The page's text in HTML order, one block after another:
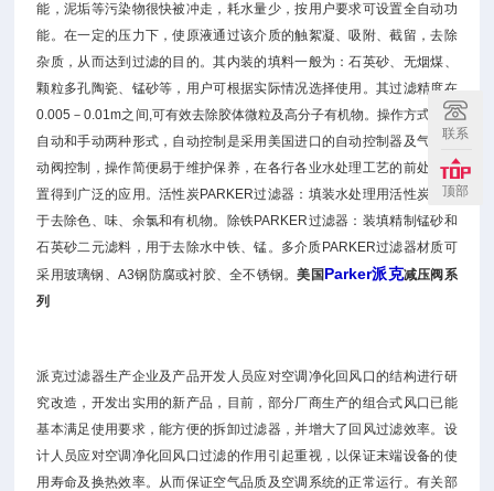
能，泥垢等污染物很快被冲走，耗水量少，按用户要求可设置全自动功
能。在一定的压力下，使原液通过该介质的触絮凝、吸附、截留，去除
杂质，从而达到过滤的目的。其内装的填料一般为：石英砂、无烟煤、
颗粒多孔陶瓷、锰砂等，用户可根据实际情况选择使用。其过滤精度在
0.005－0.01m之间,可有效去除胶体微粒及高分子有机物。操作方式有全
自动和手动两种形式，自动控制是采用美国进口的自动控制器及气、液
动阀控制，操作简便易于维护保养，在各行各业水处理工艺的前处理装
置得到广泛的应用。活性炭PARKER过滤器：填装水处理用活性炭，用
于去除色、味、余氯和有机物。除铁PARKER过滤器：装填精制锰砂和
石英砂二元滤料，用于去除水中铁、锰。多介质PARKER过滤器材质可
采用玻璃钢、A3钢防腐或衬胶、全不锈钢。美国Parker派克减压阀系
列
派克过滤器生产企业及产品开发人员应对空调净化回风口的结构进行研
究改造，开发出实用的新产品，目前，部分厂商生产的组合式风口已能
基本满足使用要求，能方便的拆卸过滤器，并增大了回风过滤效率。设
计人员应对空调净化回风口过滤的作用引起重视，以保证末端设备的使
用寿命及换热效率。从而保证空气品质及空调系统的正常运行。有关部
联系
顶部